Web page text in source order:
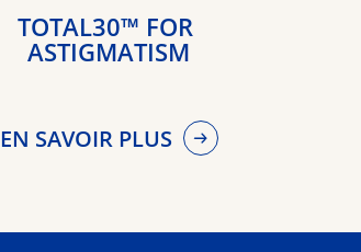
TOTAL30™ FOR
ASTIGMATISM
EN SAVOIR PLUS